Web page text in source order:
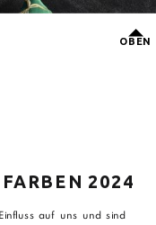
OBEN
auf uns und sind
2024